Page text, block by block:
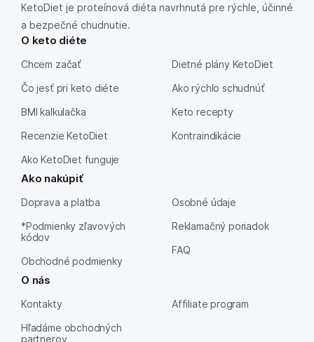
KetoDiet je proteínová diéta navrhnutá pre rýchle, účinné
a bezpečné chudnutie.
O keto diéte
Chcem začať
Čo jesť pri keto diéte
BMI kalkulačka
Recenzie KetoDiet
Ako KetoDiet funguje
Dietné plány KetoDiet
Ako rýchlo schudnúť
Keto recepty
Kontraindikácie
Ako nakúpiť
Doprava a platba
*Podmienky zľavových
kódov
Obchodné podmienky
Osobné údaje
Reklamačný poriadok
FAQ
O nás
Kontakty
Hľadáme obchodných
partnerov
Affiliate program